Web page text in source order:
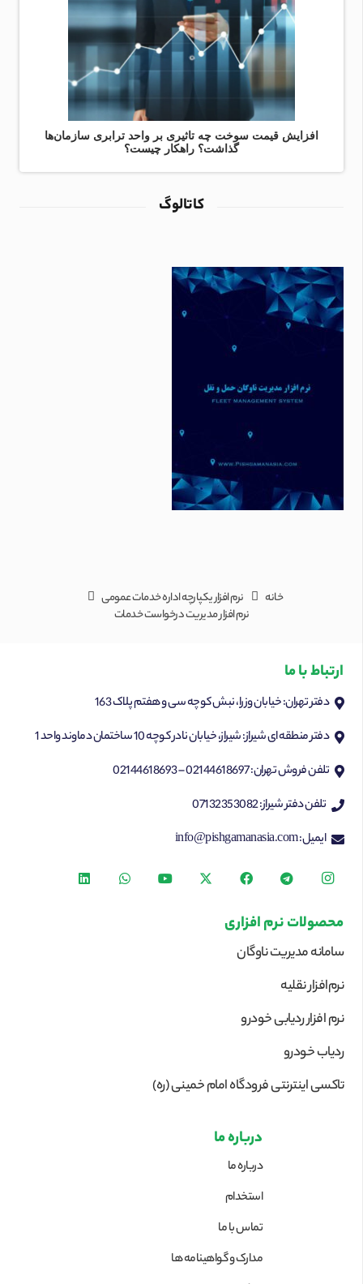
افزایش قیمت سوخت چه تاثیری بر واحد ترابری سازمان‌ها
گذاشت؟ راهکار چیست؟
کاتالوگ
خانه
نرم افزار یکپارچه اداره خدمات عمومی
نرم افزار مدیریت درخواست خدمات
ارتباط با ما
دفتر تهران: خیابان وزرا، نبش کوچه سی و هفتم پلاک 163
دفتر منطقه ای شیراز: شیراز، خیابان نادر کوچه 10 ساختمان دماوند واحد 1
تلفن فروش تهران: 02144618697 – 02144618693
تلفن دفتر شیراز: 07132353082
ایمیل: info@pishgamanasia.com
محصولات نرم افزاری
سامانه مدیریت ناوگان
نرم‌افزار نقلیه
نرم افزار ردیابی خودرو
ردیاب خودرو
تاکسی اینترنتی فرودگاه امام خمینی (ره)
درباره ما
درباره ما
استخدام
تماس با ما
مدارک و گواهینامه ها